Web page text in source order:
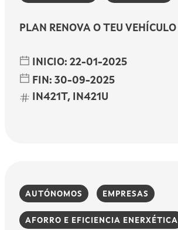
PLAN RENOVA O TEU VEHÍCULO
INICIO: 22-01-2025
FIN: 30-09-2025
IN421T, IN421U
AUTÓNOMOS EMPRESAS
AFORRO E EFICIENCIA ENERXÉTICA